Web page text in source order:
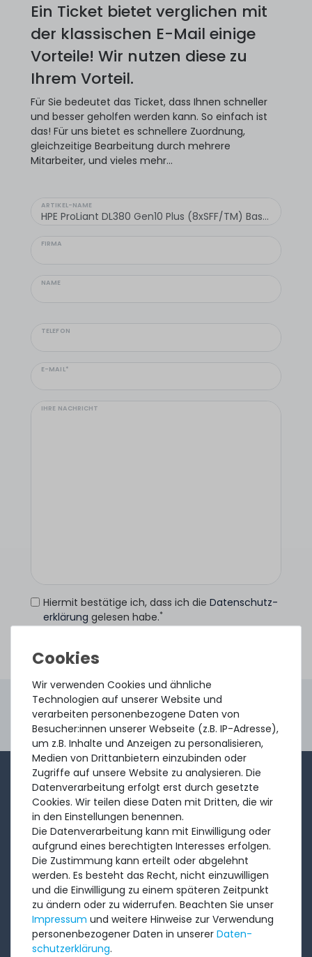
Ein Ticket bietet verglichen mit
der klassischen E-Mail einige
Vorteile! Wir nutzen diese zu
Ihrem Vorteil.
Für Sie bedeutet das Ticket, dass Ihnen schneller
und besser geholfen werden kann. So einfach ist
das! Für uns bietet es schnellere Zuordnung,
gleichzeitige Bearbeitung durch mehrere
Mitarbeiter, und vieles mehr...
ARTIKEL-NAME
FIRMA
NAME
TELEFON
E-MAIL*
IHRE NACHRICHT
Hiermit bestätige ich, dass ich die Daten­schutz­
erklärung gelesen habe.*
4.96 /5.00aus8.500Bewertungen
Gebraucht. Geprüft. Geliefert.
1-2x im Monat sendet André aus dem Vertriebsteam
eine kurze, knackige Mail mit Angeboten, neu
eingetroffenen Produkten und Informationen, die Sie
interessieren könnten. Probieren Sie's!
Abonnieren
Ich möchte Ihren Newsletter erhalten und akzeptiere
dieDatenschutzerklärung.
Wir verwenden Cookies und ähnliche
Technologien auf unserer Website und
verarbeiten personenbezogene Daten von
Besucher:innen unserer Webseite (z.B. IP-Adresse),
um z.B. Inhalte und Anzeigen zu personalisieren,
Medien von Drittanbietern einzubinden oder
Zugriffe auf unsere Website zu analysieren. Die
Datenverarbeitung erfolgt erst durch gesetzte
Cookies. Wir teilen diese Daten mit Dritten, die wir
in den Einstellungen benennen.
Die Datenverarbeitung kann mit Einwilligung oder
aufgrund eines berechtigten Interesses erfolgen.
Die Zustimmung kann erteilt oder abgelehnt
werden. Es besteht das Recht, nicht einzuwilligen
und die Einwilligung zu einem späteren Zeitpunkt
zu ändern oder zu widerrufen. Beachten Sie unser
Impressum und weitere Hinweise zur Verwendung
personenbezogener Daten in unserer Daten­
schutz­erklärung.